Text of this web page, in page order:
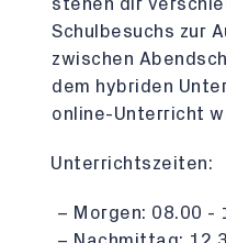
stehen dir
Schulbesuchs zur
zwischen
dem hybriden
online-Unterricht
Unterrichtszeiten:
Morgen: 08.00 -